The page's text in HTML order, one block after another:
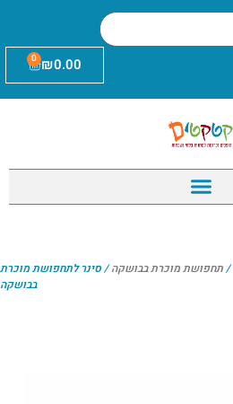
₪0.00
0
/תחפושת מוכרת בבושקה/ סינר לתחפושת מוכרת
בבושקה